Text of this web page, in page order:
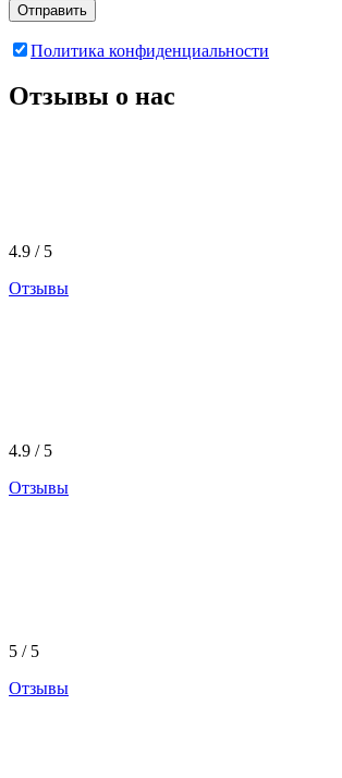
Отправить
Политика конфиденциальности
Отзывы о нас
4.9 / 5
Отзывы
4.9 / 5
Отзывы
5 / 5
Отзывы